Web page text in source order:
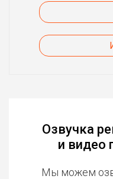
Озвучка
и видео
Мы можем